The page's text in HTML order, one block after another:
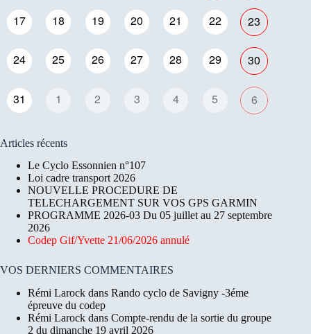
17 18 19 20 21 22 23
24 25 26 27 28 29 30
31 1 2 3 4 5 6
Articles récents
Le Cyclo Essonnien n°107
Loi cadre transport 2026
NOUVELLE PROCEDURE DE
TELECHARGEMENT SUR VOS GPS GARMIN
PROGRAMME 2026-03 Du 05 juillet au 27 septembre
2026
Codep Gif/Yvette 21/06/2026 annulé
VOS DERNIERS COMMENTAIRES
Rémi Larock dans Rando cyclo de Savigny -3éme
épreuve du codep
Rémi Larock dans Compte-rendu de la sortie du groupe
2 du dimanche 19 avril 2026